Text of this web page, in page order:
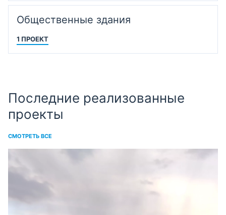
Общественные здания
1 ПРОЕКТ
Последние реализованные
проекты
СМОТРЕТЬ ВСЕ